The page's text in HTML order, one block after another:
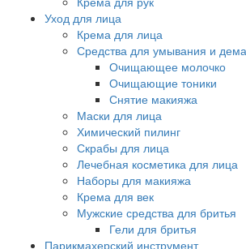
Уход для лица
Крема для лица
Средства для умывания и
Очищающее молочко
Очищающие тоники
Снятие макияжа
Маски для лица
Химический пилинг
Скрабы для лица
Лечебная косметика для лица
Наборы для макияжа
Крема для век
Мужские средства для бритья
Гели для бритья
Парикмахерский инструмент